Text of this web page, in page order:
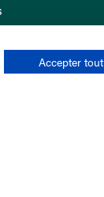
Hommes
Accepter tout